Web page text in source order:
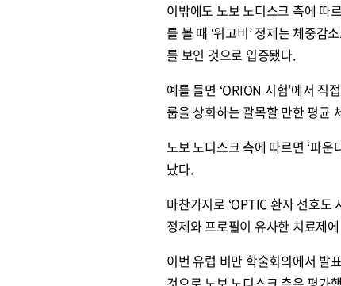
이밖에도 노보 노디스크 측에 따
를 볼 때 ‘위고비’ 정제는 체중감
를 보인 것으로 입증됐다.
예를 들면 ‘ORION 시험’에서 직
룹을 상회하는 괄목할 만한 평균
노보 노디스크 측에 따르면 ‘파
났다.
마찬가지로 ‘OPTIC 환자 선호도
정제와 프로필이 유사한 치료제
이번 유럽 비만 학술회의에서 발